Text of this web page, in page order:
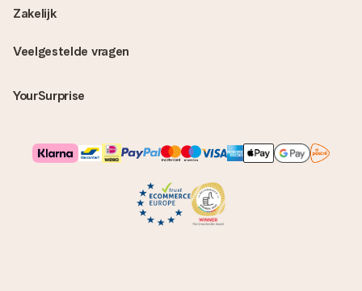
het echt een verrassing!
Veelgestelde vragen
YourSurprise
Zakelijk